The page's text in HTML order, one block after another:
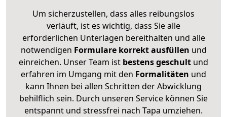
Um sicherzustellen, dass alles reibungslos
verläuft, ist es wichtig, dass Sie alle
erforderlichen Unterlagen bereithalten und alle
notwendigen Formulare korrekt ausfüllen und
einreichen. Unser Team ist bestens geschult und
erfahren im Umgang mit den Formalitäten und
kann Ihnen bei allen Schritten der Abwicklung
behilflich sein. Durch unseren Service können Sie
entspannt und stressfrei nach Tapa umziehen.